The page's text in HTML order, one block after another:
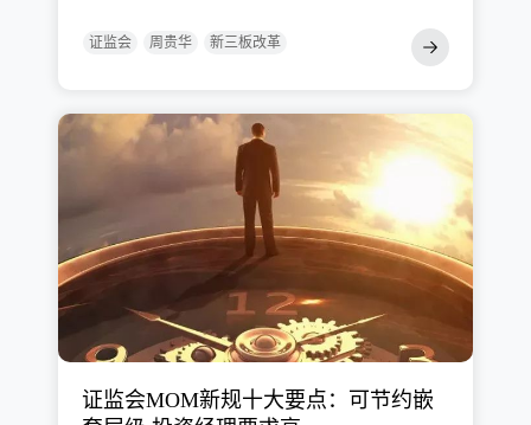
证监会 周贵华 新三板改革
证监会MOM新规十大要点：可节约嵌